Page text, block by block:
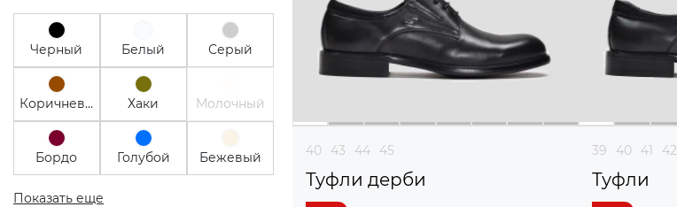
Черный Белый Серый
Коричневый Хаки Молочный
Бордо Голубой Бежевый
Показать еще
40 43 44 45
Туфли дерби
39 40 41 42
Туфли